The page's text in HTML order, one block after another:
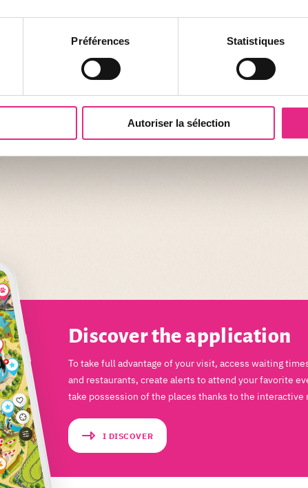
Préférences Statistiques
Autoriser la sélection
Discover the application
To take full advantage of your visit, access waiting
and restaurants, create alerts to attend your favorite
take possession of the places thanks to the interactive
I DISCOVER